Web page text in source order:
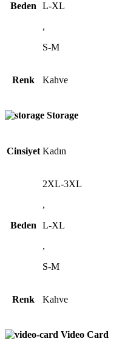
Beden
L-XL
,
S-M
Renk Kahve
Storage
Cinsiyet Kadın
Beden
2XL-3XL
,
L-XL
,
S-M
Renk Kahve
Video Card